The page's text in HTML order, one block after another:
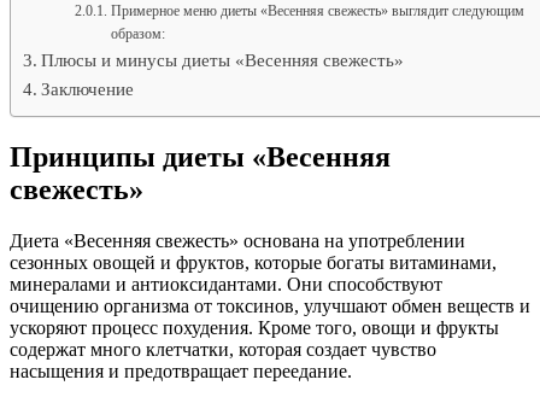
Примерное меню диеты «Весенняя свежесть» выглядит следующим
образом:
Плюсы и минусы диеты «Весенняя свежесть»
Заключение
Принципы диеты «Весенняя
свежесть»
Диета «Весенняя свежесть» основана на употреблении
сезонных овощей и фруктов, которые богаты витаминами,
минералами и антиоксидантами. Они способствуют
очищению организма от токсинов, улучшают обмен веществ и
ускоряют процесс похудения. Кроме того, овощи и фрукты
содержат много клетчатки, которая создает чувство
насыщения и предотвращает переедание.